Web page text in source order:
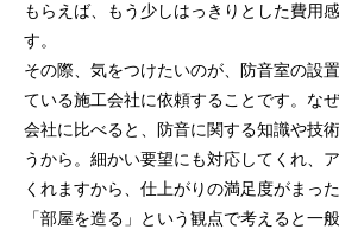
もらえば、もう少しはっきりとした費用
す。
その際、気をつけたいのが、防音室の設
ている施工会社に依頼することです。な
会社に比べると、防音に関する知識や技
うから。細かい要望にも対応してくれ、
くれますから、仕上がりの満足度がまっ
「部屋を造る」という観点で考えると一